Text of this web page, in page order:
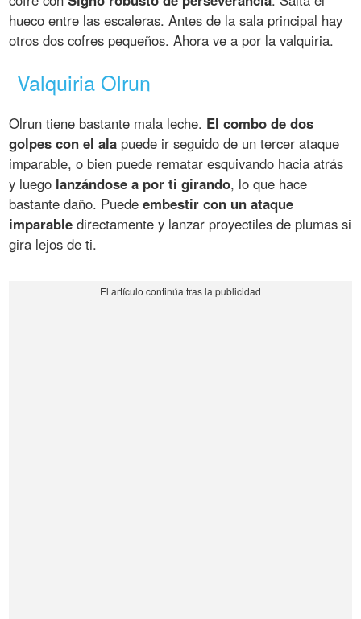
hueco entre las escaleras. Antes de la sala principal hay
otros dos cofres pequeños. Ahora ve a por la valquiria.
Valquiria Olrun
Olrun tiene bastante mala leche. El combo de dos
golpes con el ala puede ir seguido de un tercer ataque
imparable, o bien puede rematar esquivando hacia atrás
y luego lanzándose a por ti girando, lo que hace
bastante daño. Puedeembestir con un ataque
imparable directamente y lanzar proyectiles de plumas si
gira lejos de ti.